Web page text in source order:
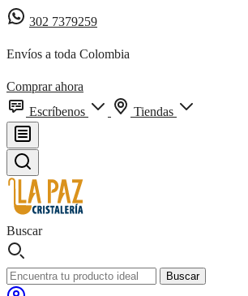
302 7379259
Envíos a toda Colombia
Comprar ahora
Escríbenos
Tiendas
Buscar
Buscar